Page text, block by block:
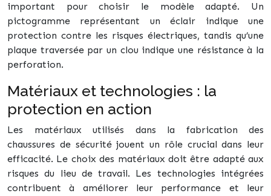
important pour choisir le modèle adapté. Un
pictogramme représentant un éclair indique une
protection contre les risques électriques, tandis qu’une
plaque traversée par un clou indique une résistance à la
perforation.
Matériaux et technologies : la
protection en action
Les matériaux utilisés dans la fabrication des
chaussures de sécurité jouent un rôle crucial dans leur
efficacité. Le choix des matériaux doit être adapté aux
risques du lieu de travail. Les technologies intégrées
contribuent à améliorer leur performance et leur